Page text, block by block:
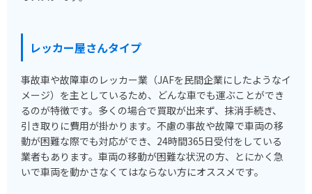
レッカー屋さんタイプ
事故車や故障車のレッカー業（JAFを民間企業にしたようなイ
メージ）を主としているため、どんな車でも運ぶことができ
るのが特徴です。多くの場合で買取が出来ず、抹消手続き、
引き取りに費用が掛かります。不慮の事故や故障で車両の移
動が困難な際でも対応ができ、24時間365日受付をしている
業者もあります。車両の移動が困難な状況の方、とにかく急
いで車両を動かさなくてはならない方にオススメです。